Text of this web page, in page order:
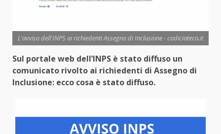
L'avviso dell'INPS ai richiedenti Assegno di Inclusione - codiciateco.it
Sul portale web dell’INPS è stato diffuso un
comunicato rivolto ai richiedenti di Assegno di
Inclusione: ecco cosa è stato diffuso.